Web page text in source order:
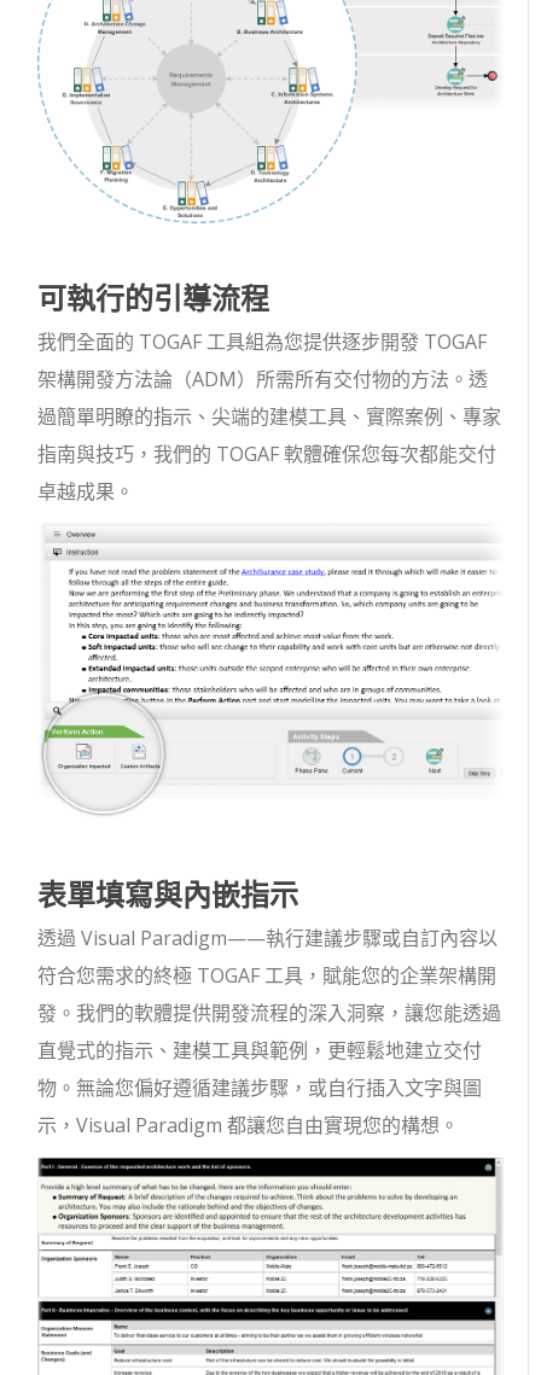
可執行的引導流程
我們全面的 TOGAF 工具組為您提供逐步開發 TOGAF
架構開發方法論（ADM）所需所有交付物的方法。透
過簡單明瞭的指示、尖端的建模工具、實際案例、專家
指南與技巧，我們的 TOGAF 軟體確保您每次都能交付
卓越成果。
表單填寫與內嵌指示
透過 Visual Paradigm——執行建議步驟或自訂內容以
符合您需求的終極 TOGAF 工具，賦能您的企業架構開
發。我們的軟體提供開發流程的深入洞察，讓您能透過
直覺式的指示、建模工具與範例，更輕鬆地建立交付
物。無論您偏好遵循建議步驟，或自行插入文字與圖
示，Visual Paradigm 都讓您自由實現您的構想。